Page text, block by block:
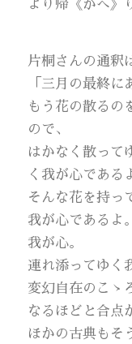
より帰《かへ》
片桐さんの通釈
「三月の最終に
もう花の散るの
ので、
はかなく散って
く我が心である
そんな花を持っ
我が心であるよ
我が心。
連れ添ってゆく
変幻自在のこゝ
なるほどと合点
ほかの古典もそ